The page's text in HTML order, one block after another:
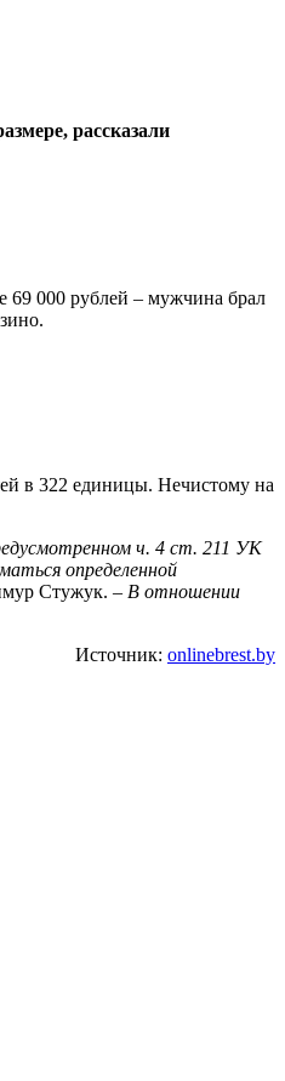
рассказали
69 000 рублей – мужчина брал
в 322 единицы. Нечистому на
ч. 4 ст. 211 УК
определенной
Стужук. – В отношении
Источник: onlinebrest.by